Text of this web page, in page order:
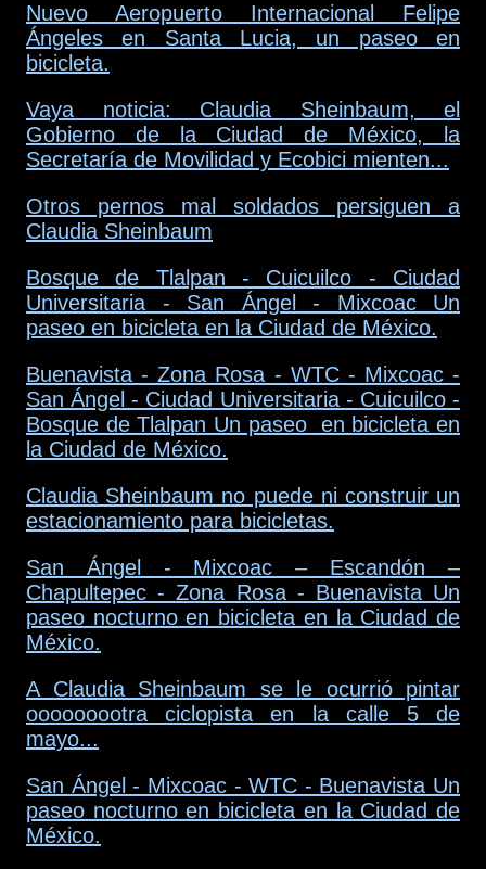
Nuevo Aeropuerto Internacional Felipe
Ángeles en Santa Lucia, un paseo en
bicicleta.
Vaya noticia: Claudia Sheinbaum, el
Gobierno de la Ciudad de México, la
Secretaría de Movilidad y Ecobici mienten...
Otros pernos mal soldados persiguen a
Claudia Sheinbaum
Bosque de Tlalpan - Cuicuilco - Ciudad
Universitaria - San Ángel - Mixcoac Un
paseo en bicicleta en la Ciudad de México.
Buenavista - Zona Rosa - WTC - Mixcoac -
San Ángel - Ciudad Universitaria - Cuicuilco -
Bosque de Tlalpan Un paseo en bicicleta en
la Ciudad de México.
Claudia Sheinbaum no puede ni construir un
estacionamiento para bicicletas.
San Ángel - Mixcoac – Escandón –
Chapultepec - Zona Rosa - Buenavista Un
paseo nocturno en bicicleta en la Ciudad de
México.
A Claudia Sheinbaum se le ocurrió pintar
ooooooootra ciclopista en la calle 5 de
mayo...
San Ángel - Mixcoac - WTC - Buenavista Un
paseo nocturno en bicicleta en la Ciudad de
México.